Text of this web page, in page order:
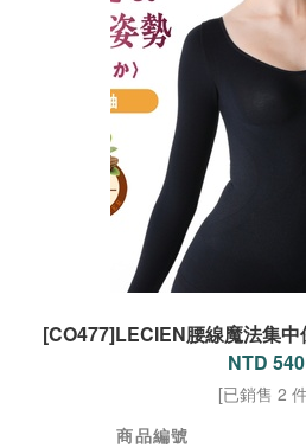
[CO477]LECIEN腰線魔法集中
NTD 540
[已銷售 2
商品編號